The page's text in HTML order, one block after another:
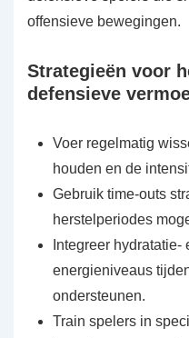
offensieve bewegingen.
Strategieën voor
defensieve
Voer regelmatig
houden en de
Gebruik time-outs
herstelperiodes
Integreer
energieniveaus
ondersteunen.
Train spelers in